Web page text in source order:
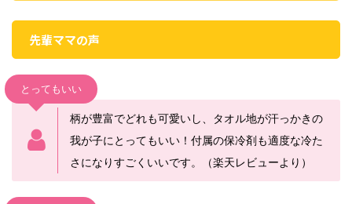
先輩ママの声
とってもいい
柄が豊富でどれも可愛いし、タオル地が汗っかきの
我が子にとってもいい！付属の保冷剤も適度な冷た
さになりすごくいいです。（楽天レビューより）